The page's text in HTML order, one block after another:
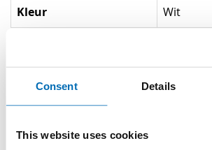
Consent Details
This website uses cookies
Kleur Wit